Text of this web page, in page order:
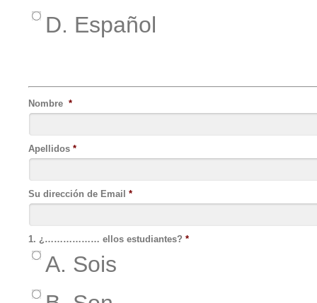
D. Español
Nombre *
Apellidos *
Su dirección de Email *
1. ¿……………… ellos estudiantes? *
A. Sois